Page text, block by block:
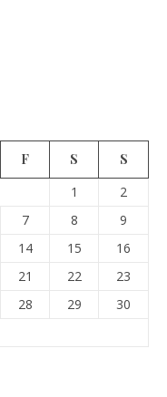
F S
S
1
2
7 8
9
14 15
16
21 22
23
28 29
30